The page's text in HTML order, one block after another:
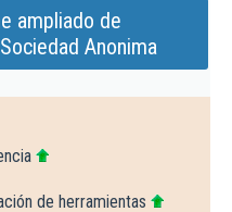
ampliado de
Anonima
de herramientas